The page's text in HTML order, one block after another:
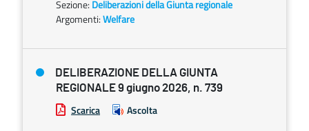
Sezione: Deliberazioni della Giunta regionale
Argomenti:Welfare
DELIBERAZIONE DELLA GIUNTA
REGIONALE 9 giugno 2026, n. 739
Scarica Ascolta